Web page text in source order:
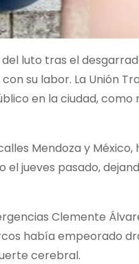
luto tras el
su labor. La Unión
en la ciudad,
Mendoza y
jueves pasado,
Clemente
había empeorado
cerebral.